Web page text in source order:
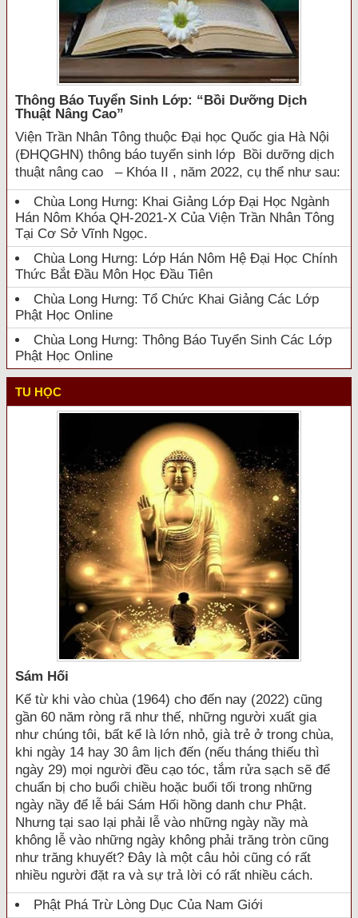
Thông Báo Tuyển Sinh Lớp: “bồi Dưỡng Dịch
Thuật Nâng Cao”
Viện Trần Nhân Tông thuộc Đại học Quốc gia Hà Nội
(ĐHQGHN) thông báo tuyển sinh lớp Bồi dưỡng dịch
thuật nâng cao – Khóa II , năm 2022, cụ thể như sau:
Chùa Long Hưng: Khai Giảng Lớp Đại Học Ngành
Hán Nôm Khóa QH-2021-X Của Viện Trần Nhân Tông
Tại Cơ Sở Vĩnh Ngọc.
Chùa Long Hưng: Lớp Hán Nôm Hệ Đại Học Chính
Thức Bắt Đầu Môn Học Đầu Tiên
Chùa Long Hưng: Tổ Chức Khai Giảng Các Lớp
Phật Học Online
Chùa Long Hưng: Thông Báo Tuyển Sinh Các Lớp
Phật Học Online
TU HỌC
Sám Hối
Kể từ khi vào chùa (1964) cho đến nay (2022) cũng
gần 60 năm ròng rã như thế, những người xuất gia
như chúng tôi, bất kể là lớn nhỏ, già trẻ ở trong chùa,
khi ngày 14 hay 30 âm lịch đến (nếu tháng thiếu thì
ngày 29) mọi người đều cạo tóc, tắm rửa sạch sẽ để
chuẩn bị cho buổi chiều hoặc buổi tối trong những
ngày nầy để lễ bái Sám Hối hồng danh chư Phật.
Nhưng tại sao lại phải lễ vào những ngày nầy mà
không lễ vào những ngày không phải trăng tròn cũng
như trăng khuyết? Đây là một câu hỏi cũng có rất
nhiều người đặt ra và sự trả lời có rất nhiều cách.
Phật Phá Trừ Lòng Dục Của Nam Giới